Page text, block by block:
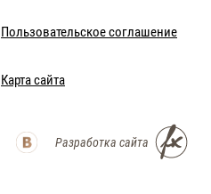
Пользовательское соглашение
Карта сайта
Разработка сайта